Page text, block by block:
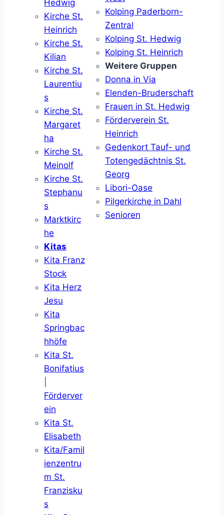
Hedwig
Kirche St.
Heinrich
Kirche St.
Kilian
Kirche St.
Laurentiu
s
Kirche St.
Margaret
ha
Kirche St.
Meinolf
Kirche St.
Stephanu
s
Marktkirc
he
Kitas
Kita Franz
Stock
Kita Herz
Jesu
Kita
Springbac
hhöfe
Kita St.
Bonifatius
Förderver
ein
Kita St.
Elisabeth
Kita/Famil
ienzentru
m St.
Franzisku
s
Kolping Paderborn-
Zentral
Kolping St. Hedwig
Kolping St. Heinrich
Weitere Gruppen
Donna in Via
Elenden-Bruderschaft
Frauen in St. Hedwig
Förderverein St.
Heinrich
Gedenkort Tauf- und
Totengedächtnis St.
Georg
Libori-Oase
Pilgerkirche in Dahl
Senioren